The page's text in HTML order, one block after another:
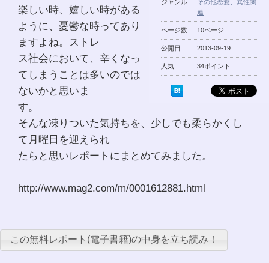
ジャンル
その他恋愛、異性関
連
ページ数 10ページ
公開日 2013-09-19
人気 34ポイント
楽しい時、嬉しい時がある
ように、憂鬱な時ってあり
ますよね。ストレ
ス社会において、辛くなっ
てしまうことは多いのでは
ないかと思いま
す。
そんな凍りついた気持ちを、少しでも柔らかくし
て月曜日を迎えられ
たらと思いレポートにまとめてみました。
http://www.mag2.com/m/0001612881.html
この無料レポート(電子書籍)の中身を立ち読み！